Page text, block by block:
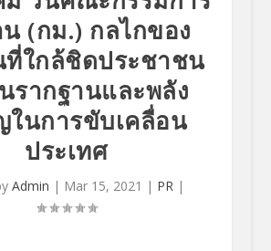
(กม.) กลไกของ
ใกล้ชิดประชาชน
รากฐานและพลัง
นการขับเคลื่อน
ประเทศ
Admin | Mar 15, 2021 | PR|